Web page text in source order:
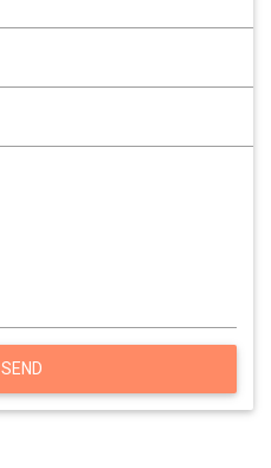
SEND